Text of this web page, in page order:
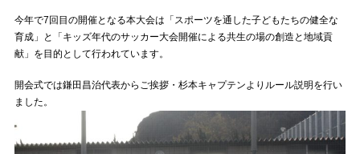
今年で7回目の開催となる本大会は「スポーツを通した子どもたちの健全な
育成」と「キッズ年代のサッカー大会開催による共生の場の創造と地域貢
献」を目的として行われています。
開会式では鎌田昌治代表からご挨拶・杉本キャプテンよりルール説明を行い
ました。